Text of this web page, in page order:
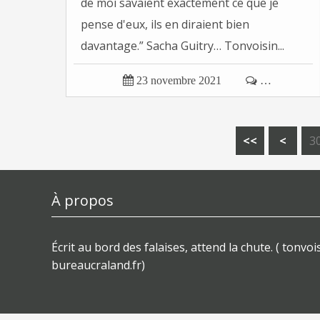
pense d'eux, ils en diraient bien
davantage.” Sacha Guitry… Tonvoisin...
 23 novembre 2021  …
<< <
À propos
Écrit au bord des falaises, attend la chute. (
bureaucraland.fr)